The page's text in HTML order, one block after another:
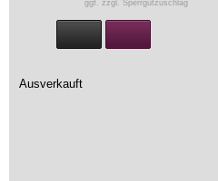
ggf. zzgl. Sperrgutzuschlag
Ausverkauft